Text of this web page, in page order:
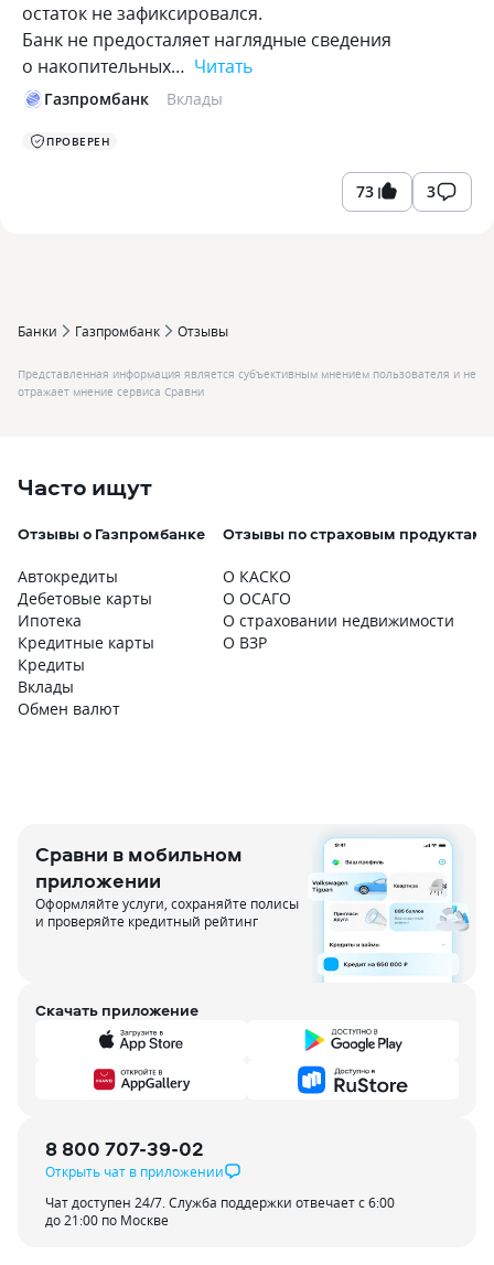
остаток не зафиксировался.
Банк не предосталяет наглядные сведения
о накопительных… Читать
Газпромбанк Вклады
ПРОВЕРЕН
73 3
Банки Газпромбанк Отзывы
Представленная информация является субъективным мнением пользователя и не
отражает мнение сервиса Сравни
Часто ищут
Отзывы о Газпромбанке
Автокредиты
Дебетовые карты
Ипотека
Кредитные карты
Кредиты
Вклады
Обмен валют
Отзывы по страховым продуктам
О КАСКО
О ОСАГО
О страховании недвижимости
О ВЗР
Сравни в мобильном
приложении
Оформляйте услуги, сохраняйте полисы
и проверяйте кредитный рейтинг
Скачать приложение
8 800 707-39-02
Открыть чат в приложении
Чат доступен 24/7. Служба поддержки отвечает с 6:00
до 21:00 по Москве